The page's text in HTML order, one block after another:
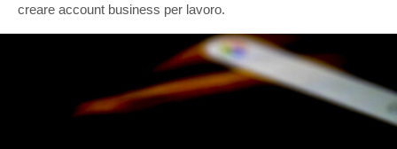
creare account business per lavoro.